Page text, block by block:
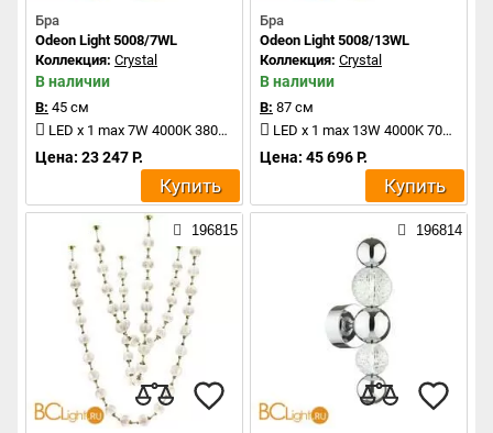
Бра
Odeon Light 5008/7WL
Коллекция: Crystal
В наличии
В: 45 см
LED x 1 max 7W 4000K 380Lm
Цена: 23 247 Р.
Купить
Бра
Odeon Light 5008/13WL
Коллекция: Crystal
В наличии
В: 87 см
LED x 1 max 13W 4000K 700Lm
Цена: 45 696 Р.
Купить
196815 196814